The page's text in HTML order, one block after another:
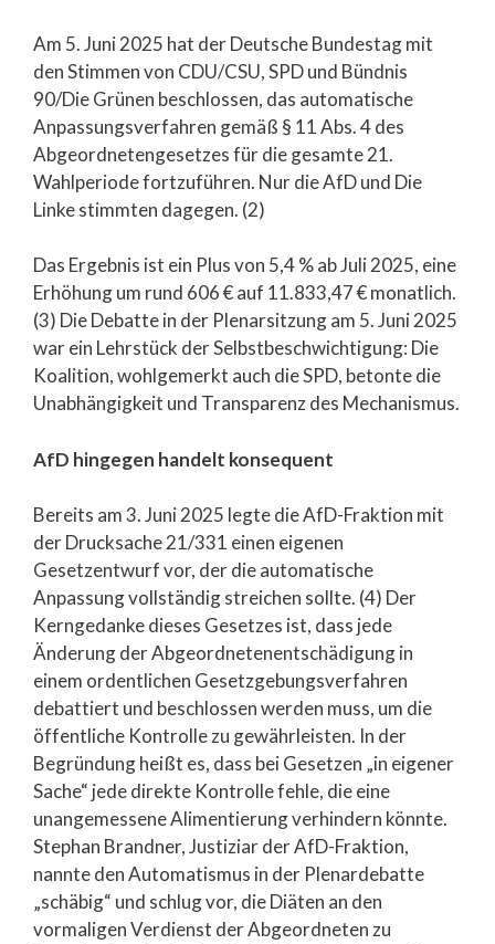
Am 5. Juni 2025 hat der Deutsche Bundestag mit
den Stimmen von CDU/CSU, SPD und Bündnis
90/Die Grünen beschlossen, das automatische
Anpassungsverfahren gemäß § 11 Abs. 4 des
Abgeordnetengesetzes für die gesamte 21.
Wahlperiode fortzuführen. Nur die AfD und Die
Linke stimmten dagegen. (2)
Das Ergebnis ist ein Plus von 5,4 % ab Juli 2025, eine
Erhöhung um rund 606 € auf 11.833,47 € monatlich.
(3) Die Debatte in der Plenarsitzung am 5. Juni 2025
war ein Lehrstück der Selbstbeschwichtigung: Die
Koalition, wohlgemerkt auch die SPD, betonte die
Unabhängigkeit und Transparenz des Mechanismus.
AfD hingegen handelt konsequent
Bereits am 3. Juni 2025 legte die AfD-Fraktion mit
der Drucksache 21/331 einen eigenen
Gesetzentwurf vor, der die automatische
Anpassung vollständig streichen sollte. (4) Der
Kerngedanke dieses Gesetzes ist, dass jede
Änderung der Abgeordnetenentschädigung in
einem ordentlichen Gesetzgebungsverfahren
debattiert und beschlossen werden muss, um die
öffentliche Kontrolle zu gewährleisten. In der
Begründung heißt es, dass bei Gesetzen „in eigener
Sache“ jede direkte Kontrolle fehle, die eine
unangemessene Alimentierung verhindern könnte.
Stephan Brandner, Justiziar der AfD-Fraktion,
nannte den Automatismus in der Plenardebatte
„schäbig“ und schlug vor, die Diäten an den
vormaligen Verdienst der Abgeordneten zu